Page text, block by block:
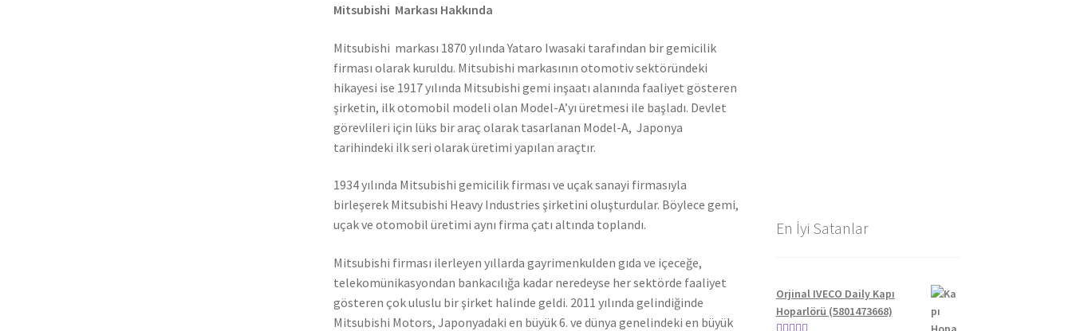
Mitsubishi Markası Hakkında
Mitsubishi markası 1870 yılında Yataro Iwasaki tarafından bir gemicilik
firması olarak kuruldu. Mitsubishi markasının otomotiv sektöründeki
hikayesi ise 1917 yılında Mitsubishi gemi inşaatı alanında faaliyet gösteren
şirketin, ilk otomobil modeli olan Model-A’yı üretmesi ile başladı. Devlet
görevlileri için lüks bir araç olarak tasarlanan Model-A, Japonya
tarihindeki ilk seri olarak üretimi yapılan araçtır.
1934 yılında Mitsubishi gemicilik firması ve uçak sanayi firmasıyla
birleşerek Mitsubishi Heavy Industries şirketini oluşturdular. Böylece gemi,
uçak ve otomobil üretimi aynı firma çatı altında toplandı.
Mitsubishi firması ilerleyen yıllarda gayrimenkulden gıda ve içeceğe,
telekomünikasyondan bankacılığa kadar neredeyse her sektörde faaliyet
gösteren çok uluslu bir şirket halinde geldi. 2011 yılında gelindiğinde
Mitsubishi Motors, Japonyadaki en büyük 6. ve dünya genelindeki en büyük
En İyi Satanlar
Orjinal IVECO Daily Kapı
Hoparlörü (5801473668)